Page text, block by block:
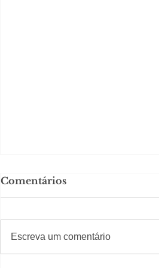
CAJUCIDADE
Comentários
Escreva um comentário
#Sugestões